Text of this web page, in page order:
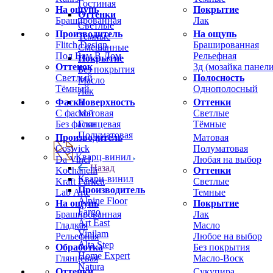
На ощупь
Брашированная
Покрытие
Лак
Производитель
Flitch Design
Пол Вам В Дом
Оттенок
Светлый
Тёмный
На ощупь
Брашированная
Рельефная
3д (мозайка
Полосность
Однополосный
Фаска
С фаской
Без фаски
Оттенки
Светлые
Тёмные
Производитель
Coswick
Da Vinci
Kochanelli
Kraft Parkett
Lab Arte
На ощупь
Брашированная
Гладкая
Рельефная
Обработка
Глянцевая
Матовая
Полуматовая
Любая на выбор
Оттенки
Светлые
Темные
Покрытие
Лак
Масло
Любое на выбор
Без покрытия
Масло-Воск
Гостиная
Оттенки
Светлые
Темные
Смешанные
Покрытие
Без покрытия
Масло
Лак
Поверхность
Матовая
Глянцевая
Полуматовая
Кварц-винил
Назад
Кварц-винил
Производитель
Alpine Floor
Fargo
Art East
Vinilam
Alta Step
Home Expert
Natura